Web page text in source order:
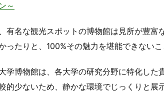
～
有名な観光スポットの博物館は見所が豊富
たりと、100%その魅力を堪能できないこ
学博物館は、各大学の研究分野に特化し
的少ないため、静かな環境でじっくりと